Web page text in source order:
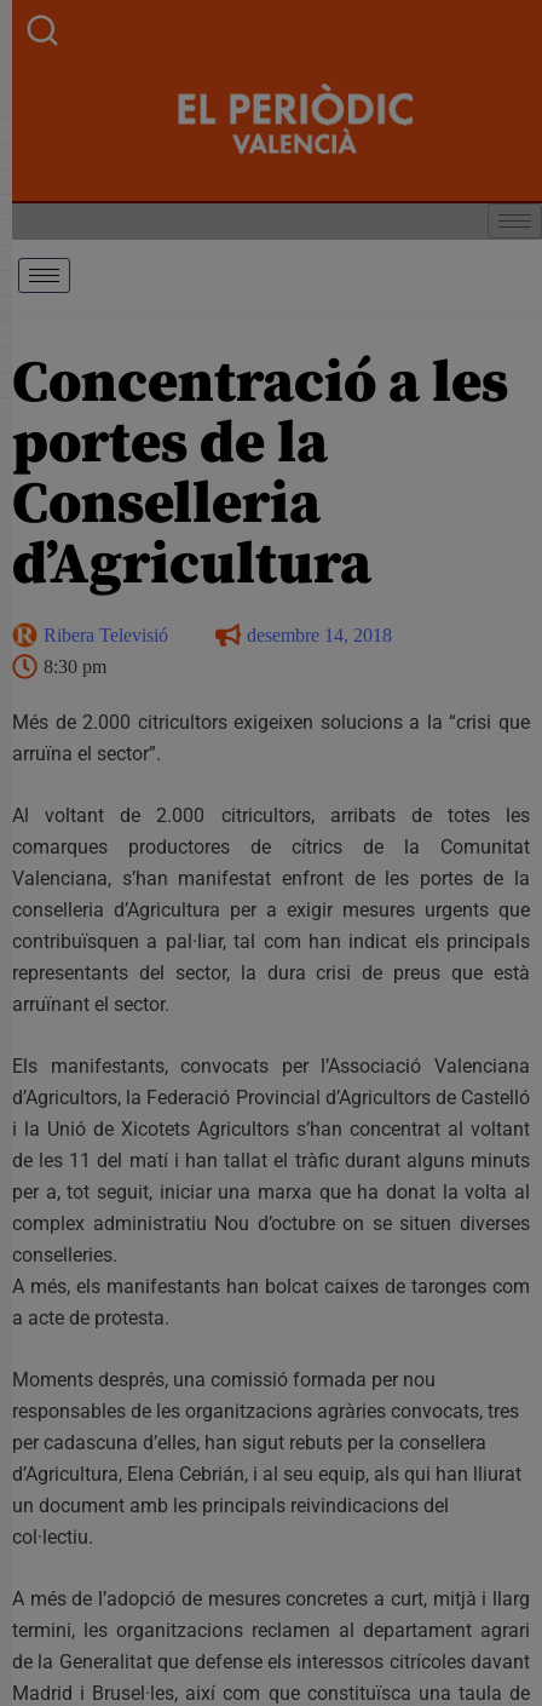
Concentració a les
portes de la
Conselleria
d’Agricultura
Ribera Televisió
desembre 14, 2018
8:30 pm
Més de 2.000 citricultors exigeixen solucions a la “crisi que
arruïna el sector”.
Al voltant de 2.000 citricultors, arribats de totes les
comarques productores de cítrics de la Comunitat
Valenciana, s’han manifestat enfront de les portes de la
conselleria d’Agricultura per a exigir mesures urgents que
contribuïsquen a pal·liar, tal com han indicat els principals
representants del sector, la dura crisi de preus que està
arruïnant el sector.
Els manifestants, convocats per l’Associació Valenciana
d’Agricultors, la Federació Provincial d’Agricultors de Castelló
i la Unió de Xicotets Agricultors s’han concentrat al voltant
de les 11 del matí i han tallat el tràfic durant alguns minuts
per a, tot seguit, iniciar una marxa que ha donat la volta al
complex administratiu Nou d’octubre on se situen diverses
conselleries.
A més, els manifestants han bolcat caixes de taronges com
a acte de protesta.
Moments després, una comissió formada per nou
responsables de les organitzacions agràries convocats, tres
per cadascuna d’elles, han sigut rebuts per la consellera
d’Agricultura, Elena Cebrián, i al seu equip, als qui han lliurat
un document amb les principals reivindicacions del
col·lectiu.
A més de l’adopció de mesures concretes a curt, mitjà i llarg
termini, les organitzacions reclamen al departament agrari
de la Generalitat que defense els interessos citrícoles davant
Madrid i Brusel·les, així com que constituïsca una taula de